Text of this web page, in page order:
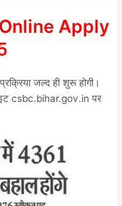
Apply
जल्द ही शुरू होगी।
csbc.bihar.gov.in पर